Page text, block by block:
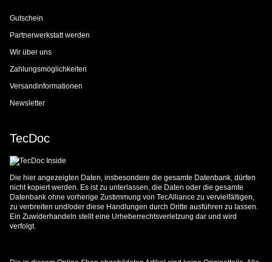
Gutschein
Partnerwerkstatt werden
Wir über uns
Zahlungsmöglichkeiten
Versandinformationen
Newsletter
TecDoc
Die hier angezeigten Daten, insbesondere die gesamte Datenbank, dürfen
nicht kopiert werden. Es ist zu unterlassen, die Daten oder die gesamte
Datenbank ohne vorherige Zustimmung von TecAlliance zu vervielfältigen,
zu verbreiten und/oder diese Handlungen durch Dritte ausführen zu lassen.
Ein Zuwiderhandeln stellt eine Urheberrechtsverletzung dar und wird
verfolgt.